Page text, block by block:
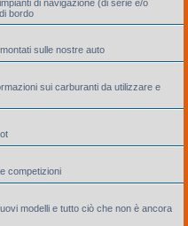
di navigazione (di serie e/o
bordo
sulle nostre auto
sui carburanti da utilizzare e
competizioni
modelli e tutto ciò che non è ancora